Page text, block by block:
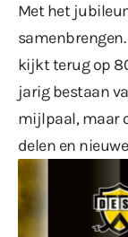
Met het
kijkt terug op
jarig bestaan
mijlpaal, maar
delen en